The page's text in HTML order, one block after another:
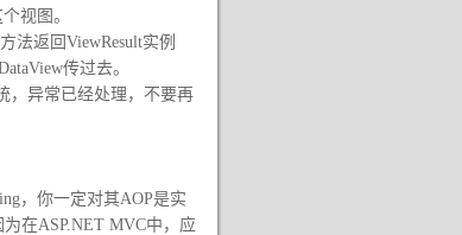
视图。
返回ViewResult实例
传过去。
，异常已经处理，不要再
，你一定对其AOP是实
在ASP.NET MVC中，应